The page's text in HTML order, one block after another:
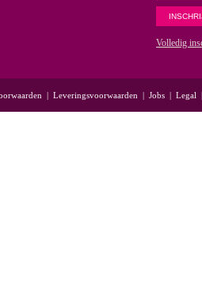
Volledig
| Leveringsvoorwaarden | Jobs | Legal